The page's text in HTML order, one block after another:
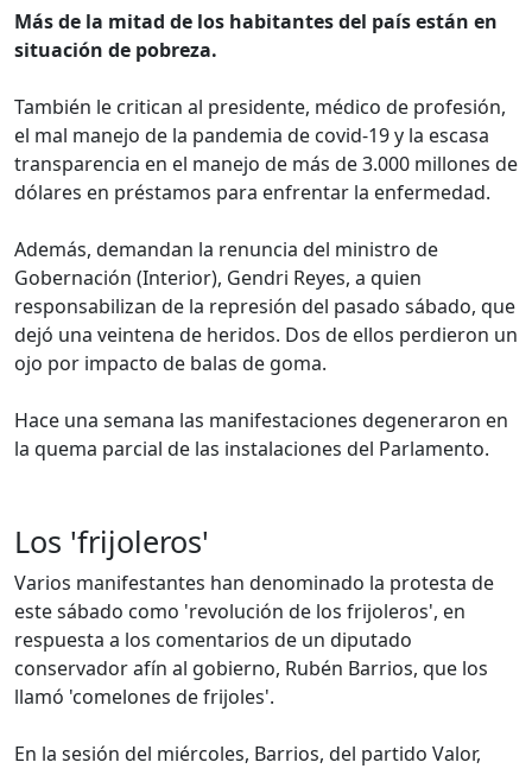
Más de la mitad de los habitantes del país están en
situación de pobreza.
También le critican al presidente, médico de profesión,
el mal manejo de la pandemia de covid-19 y la escasa
transparencia en el manejo de más de 3.000 millones de
dólares en préstamos para enfrentar la enfermedad.
Además, demandan la renuncia del ministro de
Gobernación (Interior), Gendri Reyes, a quien
responsabilizan de la represión del pasado sábado, que
dejó una veintena de heridos. Dos de ellos perdieron un
ojo por impacto de balas de goma.
Hace una semana las manifestaciones degeneraron en
la quema parcial de las instalaciones del Parlamento.
Los 'frijoleros'
Varios manifestantes han denominado la protesta de
este sábado como 'revolución de los frijoleros', en
respuesta a los comentarios de un diputado
conservador afín al gobierno, Rubén Barrios, que los
llamó 'comelones de frijoles'.
En la sesión del miércoles, Barrios, del partido Valor,